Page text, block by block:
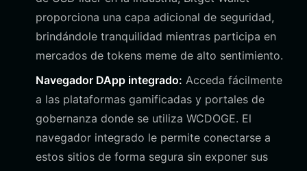
proporciona una capa adicional de seguridad,
brindándole tranquilidad mientras participa en
mercados de tokens meme de alto sentimiento.
Navegador DApp integrado: Acceda fácilmente
a las plataformas gamificadas y portales de
gobernanza donde se utiliza WCDOGE. El
navegador integrado le permite conectarse a
estos sitios de forma segura sin exponer sus